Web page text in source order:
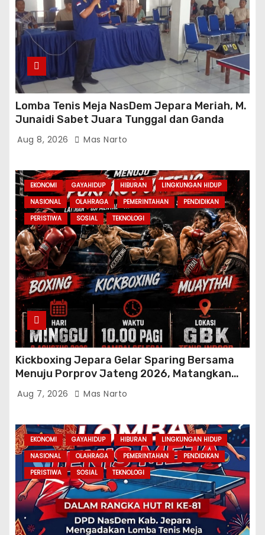
Lomba Tenis Meja NasDem Jepara Meriah, M.
Junaidi Sabet Juara Tunggal dan Ganda
Aug 8, 2026 Mas Narto
EKONOMI GAYAHIDUP HIBURAN
LINGKUNGAN HIDUP
NASIONAL
OLAHRAGA PEMERINTAHAN
PENDIDIKAN
PERISTIWA
SOSIAL TEKNOLOGI
Kickboxing Jepara Gelar Sparing Bersama
Menuju Porprov Jateng 2026, Matangkan
Fisik dan Teknik Atlet
Aug 7, 2026 Mas Narto
EKONOMI GAYAHIDUP HIBURAN
LINGKUNGAN HIDUP
NASIONAL
OLAHRAGA PEMERINTAHAN
PENDIDIKAN
PERISTIWA
SOSIAL TEKNOLOGI